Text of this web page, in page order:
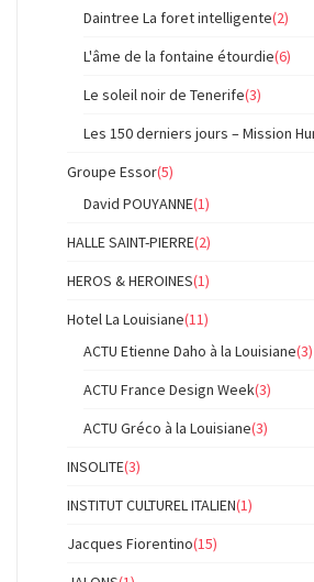
Daintree La foret intelligente(2)
L'âme de la fontaine étourdie(6)
Le soleil noir de Tenerife(3)
Les 150 derniers jours – Mission
Groupe Essor(5)
David POUYANNE(1)
HALLE SAINT-PIERRE(2)
HEROS & HEROINES(1)
Hotel La Louisiane(11)
ACTU Etienne Daho à la Louisiane(3)
ACTU France Design Week(3)
ACTU Gréco à la Louisiane(3)
INSOLITE(3)
INSTITUT CULTUREL ITALIEN(1)
Jacques Fiorentino(15)